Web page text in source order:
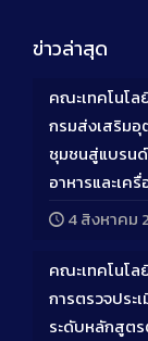
ข่าวล่าสุด
คณะเทคโนโ
กรมส่งเสริม
ชุมชนสู่แบรน
อาหารและเค
4 สิงหาคม
คณะเทคโนโ
การตรวจปร
ระดับหลักสูต